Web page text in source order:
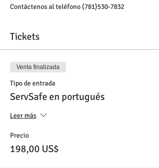
Contáctenos al teléfono (781)530-7832
Tickets
Venta finalizada
Tipo de entrada
ServSafe en portugués
Leer más
Precio
198,00 US$